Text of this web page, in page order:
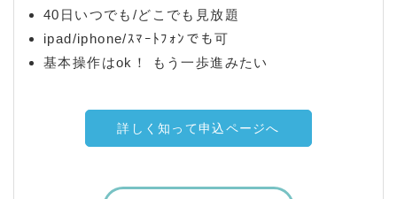
40日いつでも/どこでも見放題
ipad/iphone/ｽﾏｰﾄﾌｫﾝでも可
基本操作はok！ もう一歩進みたい
詳しく知って申込ページへ